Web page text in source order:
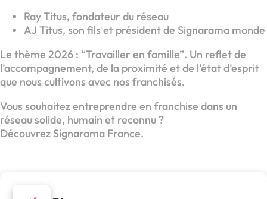
Ray Titus, fondateur du réseau
AJ Titus, son fils et président de Signarama monde
Le thème 2026 : “Travailler en famille”. Un reflet de
l’accompagnement, de la proximité et de l’état d’esprit
que nous cultivons avec nos franchisés.
Vous souhaitez entreprendre en franchise dans un
réseau solide, humain et reconnu ?
Découvrez Signarama France.